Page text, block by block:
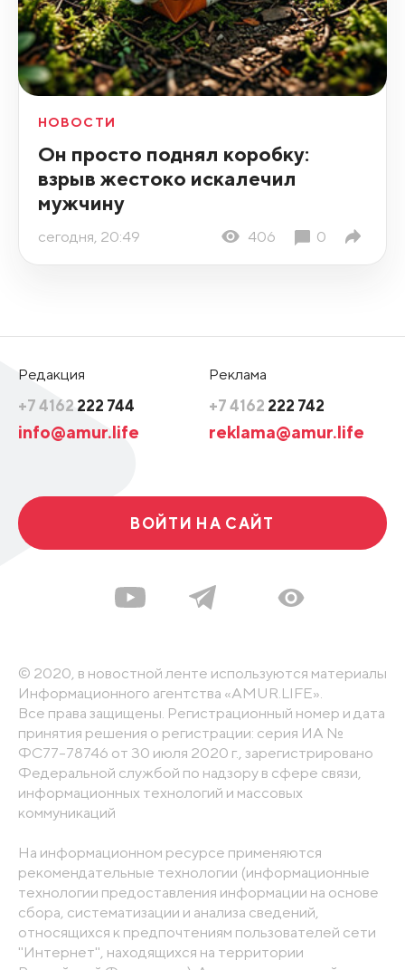
НОВОСТИ
Он просто поднял коробку:
взрыв жестоко искалечил
мужчину
сегодня, 20:49 406 0
Редакция
+7 4162 222 744
info@amur.life
Реклама
+7 4162 222 742
reklama@amur.life
ВОЙТИ НА САЙТ
© 2020, в новостной ленте используются материалы
Информационного агентства «AMUR.LIFE».
Все права защищены. Регистрационный номер и дата
принятия решения о регистрации: серия ИА №
ФС77-78746 от 30 июля 2020 г., зарегистрировано
Федеральной службой по надзору в сфере связи,
информационных технологий и массовых
коммуникаций
На информационном ресурсе применяются
рекомендательные технологии (информационные
технологии предоставления информации на основе
сбора, систематизации и анализа сведений,
относящихся к предпочтениям пользователей сети
"Интернет", находящихся на территории